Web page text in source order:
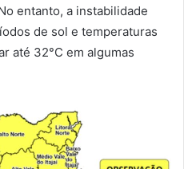
entanto, a instabilidade
de sol e temperaturas
até 32°C em algumas